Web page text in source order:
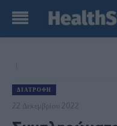
ΔΙΑΤΡΟΦΉ
22 Δεκεμβρίου 2022